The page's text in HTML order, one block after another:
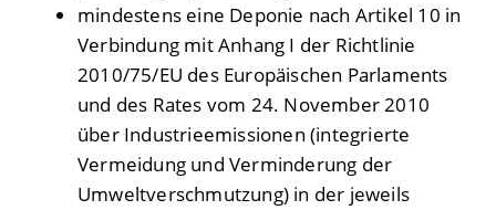
mindestens eine Deponie nach Artikel 10 in
Verbindung mit Anhang I der Richtlinie
2010/75/EU des Europäischen Parlaments
und des Rates vom 24. November 2010
über Industrieemissionen (integrierte
Vermeidung und Verminderung der
Umweltverschmutzung) in der jeweils